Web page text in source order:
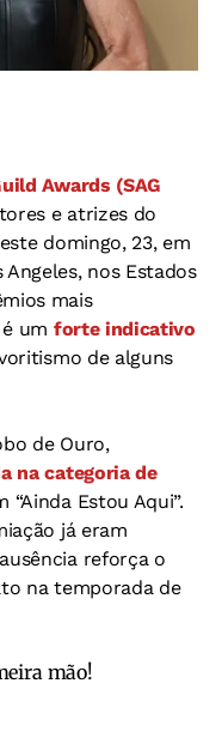
Awards (SAG
e atrizes do
domingo, 23, em
nos Estados
mais
um forte indicativo
de alguns
de Ouro,
na categoria de
Estou Aqui”.
já eram
reforça o
na temporada de
mão!